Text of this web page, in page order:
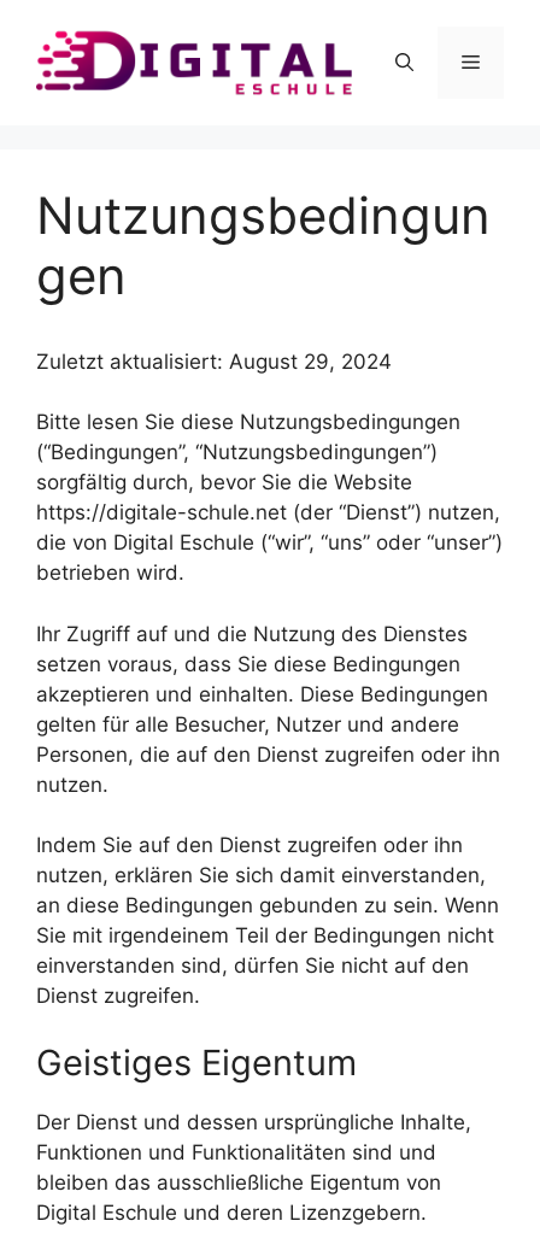
content
Menu
Nutzungsbedingun
gen
Zuletzt aktualisiert: August 29, 2024
Bitte lesen Sie diese Nutzungsbedingungen
(“Bedingungen”, “Nutzungsbedingungen”)
sorgfältig durch, bevor Sie die Website
https://digitale-schule.net (der “Dienst”) nutzen,
die von Digital Eschule (“wir”, “uns” oder “unser”)
betrieben wird.
Ihr Zugriff auf und die Nutzung des Dienstes
setzen voraus, dass Sie diese Bedingungen
akzeptieren und einhalten. Diese Bedingungen
gelten für alle Besucher, Nutzer und andere
Personen, die auf den Dienst zugreifen oder ihn
nutzen.
Indem Sie auf den Dienst zugreifen oder ihn
nutzen, erklären Sie sich damit einverstanden,
an diese Bedingungen gebunden zu sein. Wenn
Sie mit irgendeinem Teil der Bedingungen nicht
einverstanden sind, dürfen Sie nicht auf den
Dienst zugreifen.
Geistiges Eigentum
Der Dienst und dessen ursprüngliche Inhalte,
Funktionen und Funktionalitäten sind und
bleiben das ausschließliche Eigentum von
Digital Eschule und deren Lizenzgebern.